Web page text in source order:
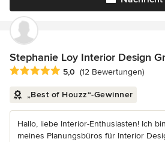
Stephanie Loy Interior Design
Durchschnittliche Bewertung: 5 von 5
5,0 (12 Bewertungen)
„Best of Houzz“-Gewinner
Hallo, liebe Interior-Enthusiasten! Ich
meines Planungsbüros für Interior